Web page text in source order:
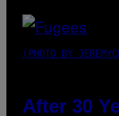
(PHOTO BY
After 30